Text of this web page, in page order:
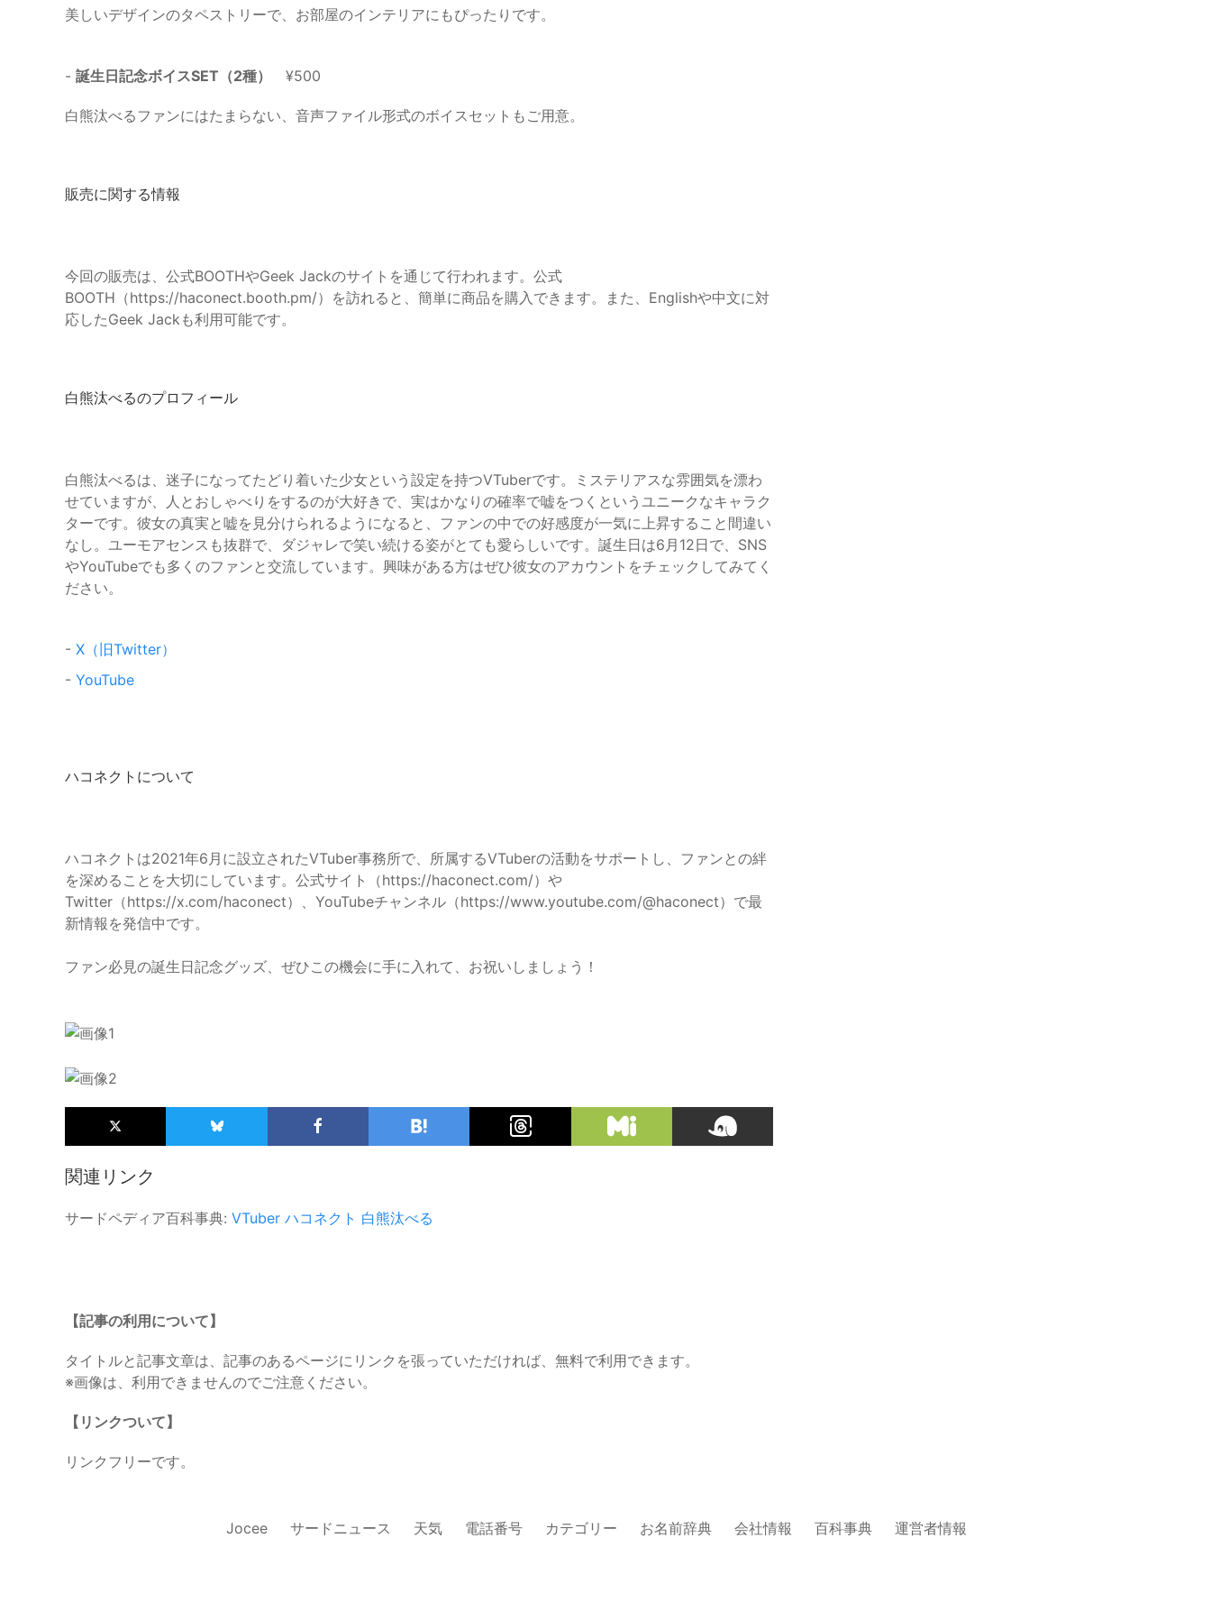
美しいデザインのタペストリーで、お部屋のインテリアにもぴったりです。
- 誕生日記念ボイスSET（2種） ¥500
白熊汰べるファンにはたまらない、音声ファイル形式のボイスセットもご用意。
販売に関する情報
今回の販売は、公式BOOTHやGeek Jackのサイトを通じて行われます。公式
BOOTH（https://haconect.booth.pm/）を訪れると、簡単に商品を購入できます。また、Englishや中文に対
応したGeek Jackも利用可能です。
白熊汰べるのプロフィール
白熊汰べるは、迷子になってたどり着いた少女という設定を持つVTuberです。ミステリアスな雰囲気を漂わ
せていますが、人とおしゃべりをするのが大好きで、実はかなりの確率で嘘をつくというユニークなキャラク
ターです。彼女の真実と嘘を見分けられるようになると、ファンの中での好感度が一気に上昇すること間違い
なし。ユーモアセンスも抜群で、ダジャレで笑い続ける姿がとても愛らしいです。誕生日は6月12日で、SNS
やYouTubeでも多くのファンと交流しています。興味がある方はぜひ彼女のアカウントをチェックしてみてく
ださい。
- X（旧Twitter）
- YouTube
ハコネクトについて
ハコネクトは2021年6月に設立されたVTuber事務所で、所属するVTuberの活動をサポートし、ファンとの絆
を深めることを大切にしています。公式サイト（https://haconect.com/）や
Twitter（https://x.com/haconect）、YouTubeチャンネル（https://www.youtube.com/@haconect）で最
新情報を発信中です。
ファン必見の誕生日記念グッズ、ぜひこの機会に手に入れて、お祝いしましょう！
関連リンク
サードペディア百科事典: VTuber ハコネクト 白熊汰べる
【記事の利用について】
タイトルと記事文章は、記事のあるページにリンクを張っていただければ、無料で利用できます。
※画像は、利用できませんのでご注意ください。
【リンクついて】
リンクフリーです。
Jocee サードニュース 天気 電話番号 カテゴリー お名前辞典 会社情報 百科事典 運営者情報